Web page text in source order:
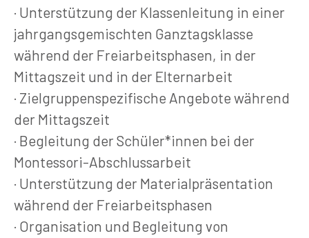
· Unterstützung der Klassenleitung in einer
jahrgangsgemischten Ganztagsklasse
während der Freiarbeitsphasen, in der
Mittagszeit und in der Elternarbeit
· Zielgruppenspezifische Angebote während
der Mittagszeit
· Begleitung der Schüler*innen bei der
Montessori-Abschlussarbeit
· Unterstützung der Materialpräsentation
während der Freiarbeitsphasen
· Organisation und Begleitung von